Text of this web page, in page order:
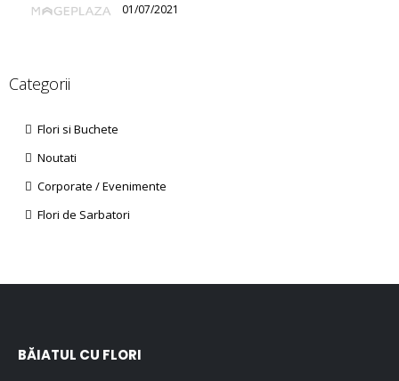
01/07/2021
Categorii
Flori si Buchete
Noutati
Corporate / Evenimente
Flori de Sarbatori
BĂIATUL CU FLORI